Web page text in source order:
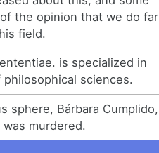
the opinion that we do far
field.
is specialized in
sciences.
sphere, Bárbara Cumplido,
murdered.